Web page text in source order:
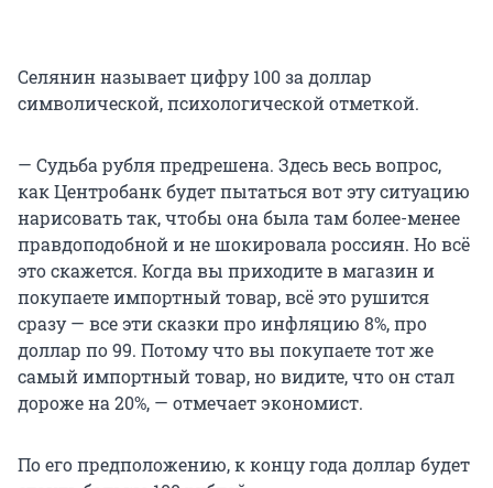
Селянин называет цифру 100 за доллар
символической, психологической отметкой.
— Судьба рубля предрешена. Здесь весь вопрос,
как Центробанк будет пытаться вот эту ситуацию
нарисовать так, чтобы она была там более-менее
правдоподобной и не шокировала россиян. Но всё
это скажется. Когда вы приходите в магазин и
покупаете импортный товар, всё это рушится
сразу — все эти сказки про инфляцию 8%, про
доллар по 99. Потому что вы покупаете тот же
самый импортный товар, но видите, что он стал
дороже на 20%, — отмечает экономист.
По его предположению, к концу года доллар будет